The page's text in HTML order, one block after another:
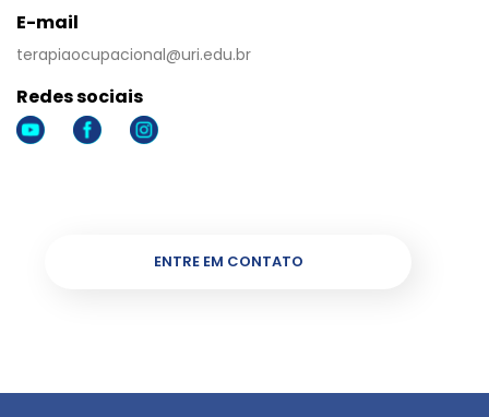
E-mail
terapiaocupacional@uri.edu.br
Redes sociais
ENTRE EM CONTATO